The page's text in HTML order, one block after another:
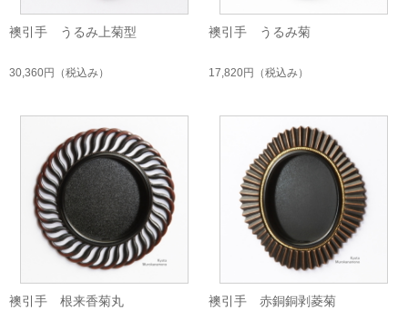
襖引手 うるみ上菊型
30,360円 （税込み）
襖引手 うるみ菊
17,820円 （税込み）
襖引手 根来香菊丸 襖引手 赤銅銅剥菱菊